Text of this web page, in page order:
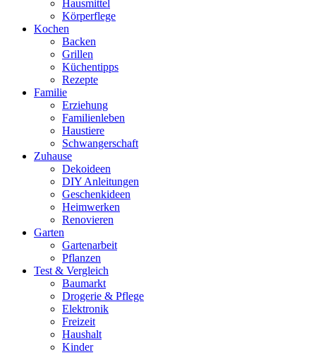
Hausmittel
Körperflege
Kochen
Backen
Grillen
Küchentipps
Rezepte
Familie
Erziehung
Familienleben
Haustiere
Schwangerschaft
Zuhause
Dekoideen
DIY Anleitungen
Geschenkideen
Heimwerken
Renovieren
Garten
Gartenarbeit
Pflanzen
Test & Vergleich
Baumarkt
Drogerie & Pflege
Elektronik
Freizeit
Haushalt
Kinder